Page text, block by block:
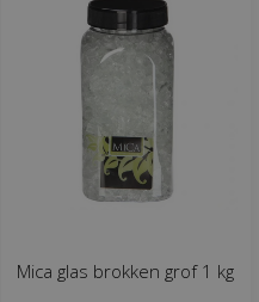
Mica glas brokken grof 1 kg